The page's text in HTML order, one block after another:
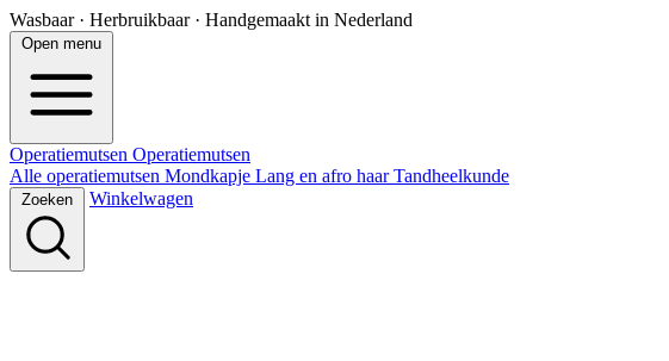
Wasbaar · Herbruikbaar · Handgemaakt in Nederland
Open menu
Operatiemutsen Operatiemutsen
Alle operatiemutsen Mondkapje Lang en afro haarTandheelkunde
Zoeken Winkelwagen